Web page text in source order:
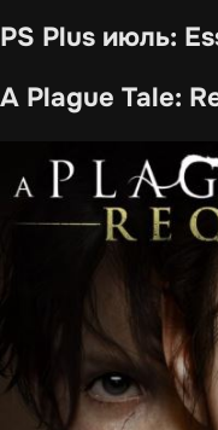
PS Plus июль:
A Plague Tale: